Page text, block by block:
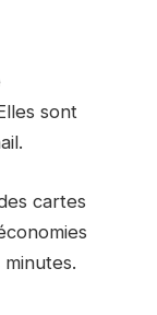
sont
cartes